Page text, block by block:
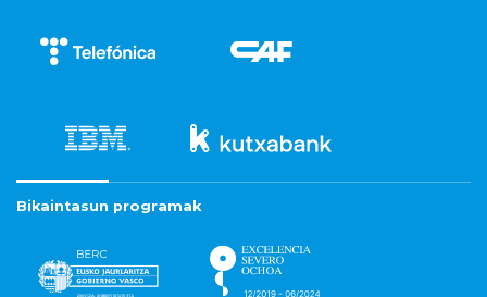
Bikaintasun programak